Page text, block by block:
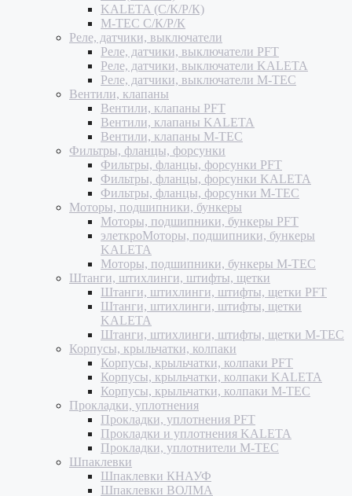
KALETA (С/К/Р/К)
M-TEC С/К/Р/К
Реле, датчики, выключатели
Реле, датчики, выключатели PFT
Реле, датчики, выключатели KALETA
Реле, датчики, выключатели M-TEC
Вентили, клапаны
Вентили, клапаны PFT
Вентили, клапаны KALETA
Вентили, клапаны M-TEC
Фильтры, фланцы, форсунки
Фильтры, фланцы, форсунки PFT
Фильтры, фланцы, форсунки KALETA
Фильтры, фланцы, форсунки M-TEC
Моторы, подшипники, бункеры
Моторы, подшипники, бункеры PFT
элеткроМоторы, подшипники, бункеры
KALETA
Моторы, подшипники, бункеры M-TEC
Штанги, штихлинги, штифты, щетки
Штанги, штихлинги, штифты, щетки PFT
Штанги, штихлинги, штифты, щетки
KALETA
Штанги, штихлинги, штифты, щетки M-TEC
Корпусы, крыльчатки, колпаки
Корпусы, крыльчатки, колпаки PFT
Корпусы, крыльчатки, колпаки KALETA
Корпусы, крыльчатки, колпаки M-TEC
Прокладки, уплотнения
Прокладки, уплотнения PFT
Прокладки и уплотнения KALETA
Прокладки, уплотнители M-TEC
Шпаклевки
Шпаклевки КНАУФ
Шпаклевки ВОЛМА